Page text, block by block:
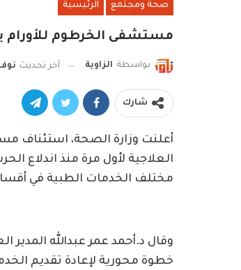
صحة ومجتمع الرئيسية
مستشفى الخرطوم للأورام
بواسطة الزاوية آخر تحديث نوفمبر
شارك
أعلنت وزارة الصحة، استئناف
مختلف الخدمات الطبية في
وقال د.أحمد عمر عبدالله
خطوة محورية لإعادة تقديم